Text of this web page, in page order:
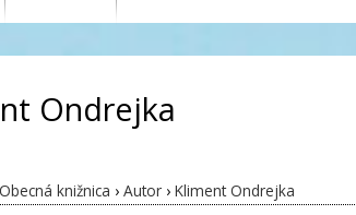
Ondrejka
Obecná knižnica › Autor › Kliment Ondrejka